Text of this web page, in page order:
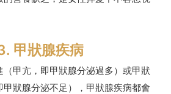
甲狀腺疾病
甲亢，即甲狀腺分泌過多）或甲狀
狀腺分泌不足），甲狀腺疾病都會